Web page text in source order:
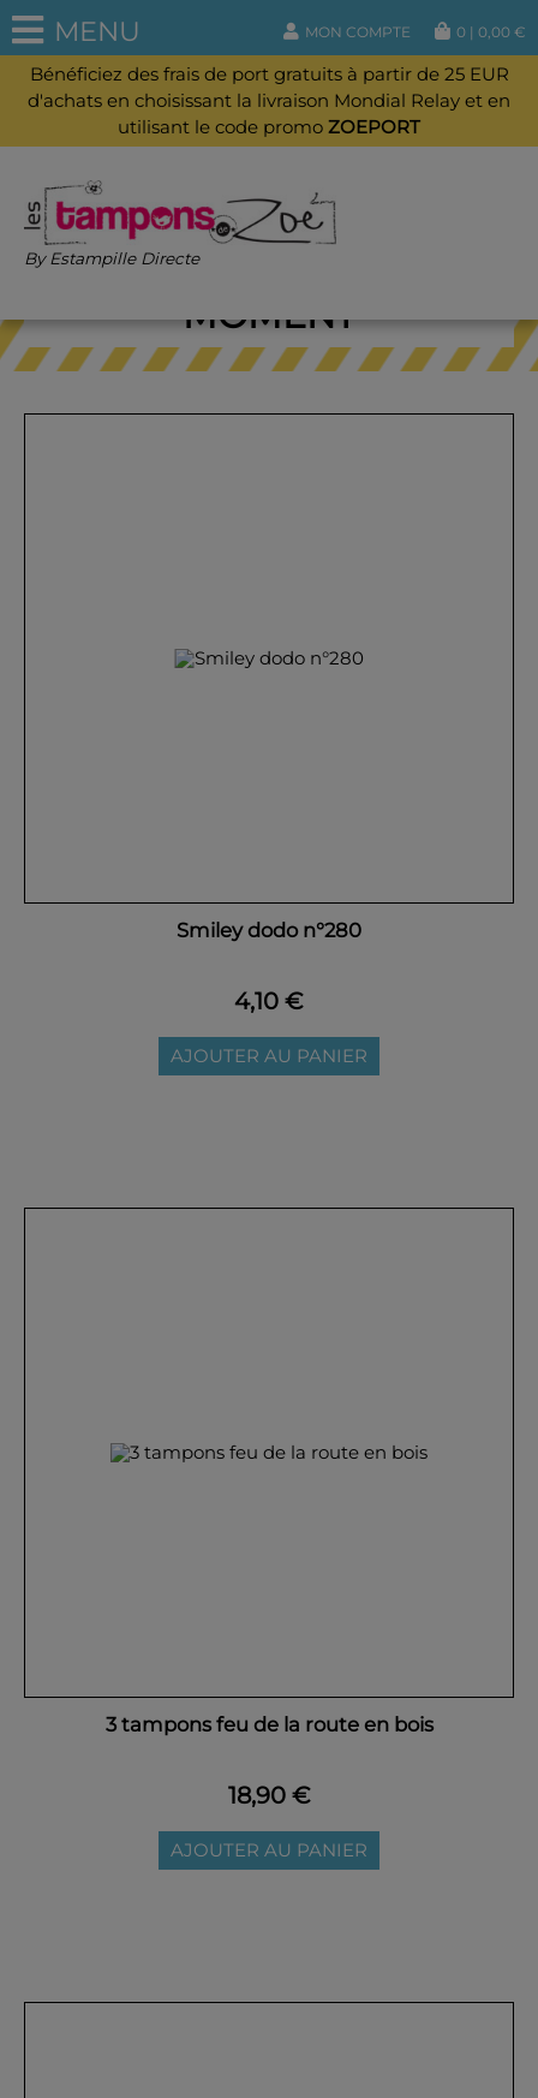
Bénéficiez des frais de port gratuits à partir de 25 EUR
d'achats en choisissant la livraison Mondial Relay et en
utilisant le code promo ZOEPORT
By Estampille Directe
LES TAMPONS DU
MOMENT
Smiley dodo n°280
4,10 €
AJOUTER AU PANIER
3 tampons feu de la route en bois
18,90 €
AJOUTER AU PANIER
MENU MON COMPTE 0 | 0,00 €